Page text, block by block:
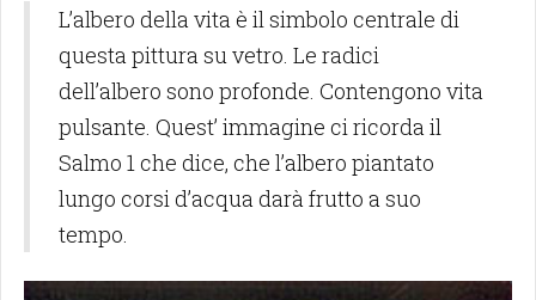
L’albero della vita è il simbolo centrale di
questa pittura su vetro. Le radici
dell’albero sono profonde. Contengono vita
pulsante. Quest’ immagine ci ricorda il
Salmo 1 che dice, che l’albero piantato
lungo corsi d’acqua darà frutto a suo
tempo.